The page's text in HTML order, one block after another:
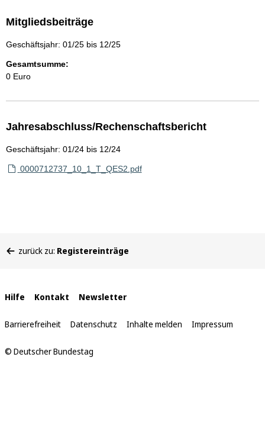
Mitgliedsbeiträge
Geschäftsjahr: 01/25 bis 12/25
Gesamtsumme:
0 Euro
Jahresabschluss/Rechenschaftsbericht
Geschäftsjahr: 01/24 bis 12/24
0000712737_10_1_T_QES2.pdf
befinden
zurück zu: Registereinträge
Interne
Links
Hilfe Kontakt Newsletter
Barrierefreiheit Datenschutz Inhalte melden Impressum
© Deutscher Bundestag